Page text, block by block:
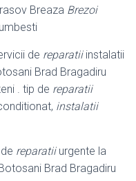
Breaza Brezoi
de reparatiiinstalatii
Brad Bragadiru
. tip de reparatii
instalatii
reparatiiurgente la
Brad Bragadiru